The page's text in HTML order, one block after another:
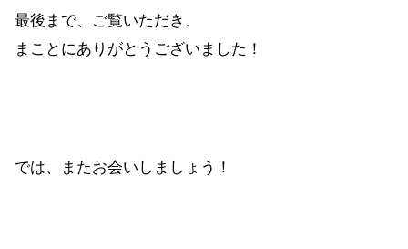
最後まで、ご覧いただき、
まことにありがとうございました！
では、またお会いしましょう！